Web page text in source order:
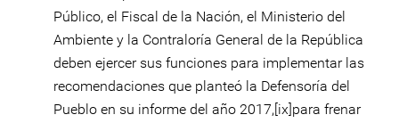
Público, el Fiscal de la Nación, el Ministerio del
Ambiente y la Contraloría General de la República
deben ejercer sus funciones para implementar las
recomendaciones que planteó la Defensoría del
Pueblo en su informe del año 2017,[ix]para frenar